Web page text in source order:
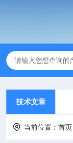
技术文章
当前位置：首页